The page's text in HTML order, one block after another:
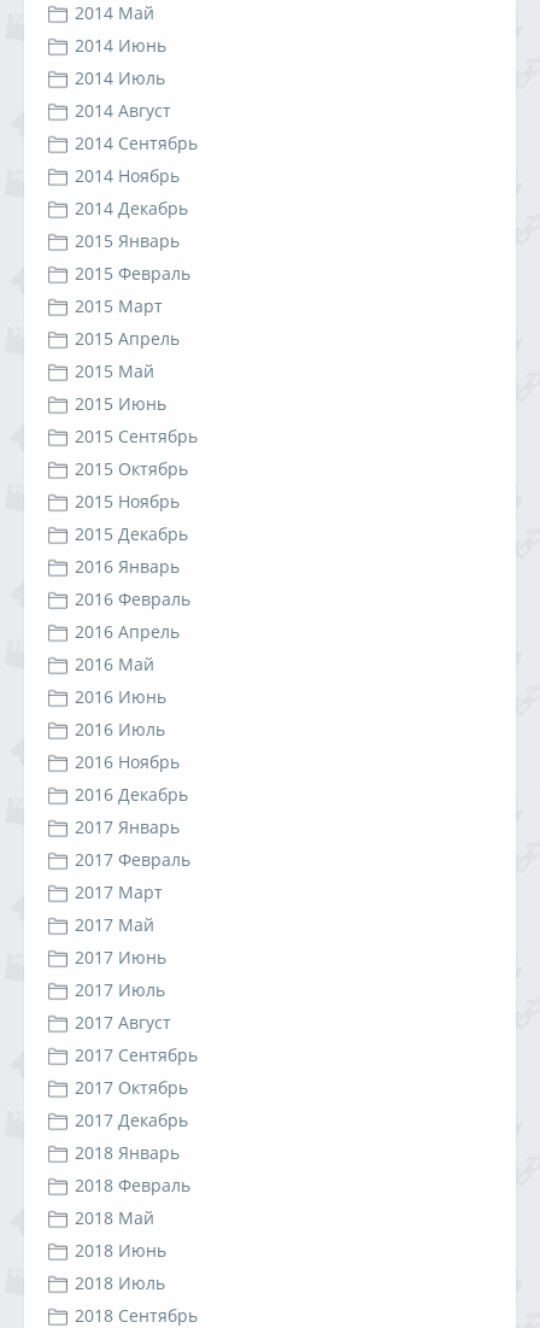
2014 Май
2014 Июнь
2014 Июль
2014 Август
2014 Сентябрь
2014 Ноябрь
2014 Декабрь
2015 Январь
2015 Февраль
2015 Март
2015 Апрель
2015 Май
2015 Июнь
2015 Сентябрь
2015 Октябрь
2015 Ноябрь
2015 Декабрь
2016 Январь
2016 Февраль
2016 Апрель
2016 Май
2016 Июнь
2016 Июль
2016 Ноябрь
2016 Декабрь
2017 Январь
2017 Февраль
2017 Март
2017 Май
2017 Июнь
2017 Июль
2017 Август
2017 Сентябрь
2017 Октябрь
2017 Декабрь
2018 Январь
2018 Февраль
2018 Май
2018 Июнь
2018 Июль
2018 Сентябрь